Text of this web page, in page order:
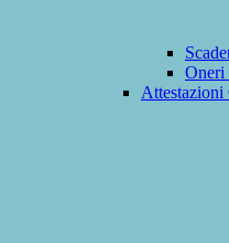
Oneri
Attestazioni